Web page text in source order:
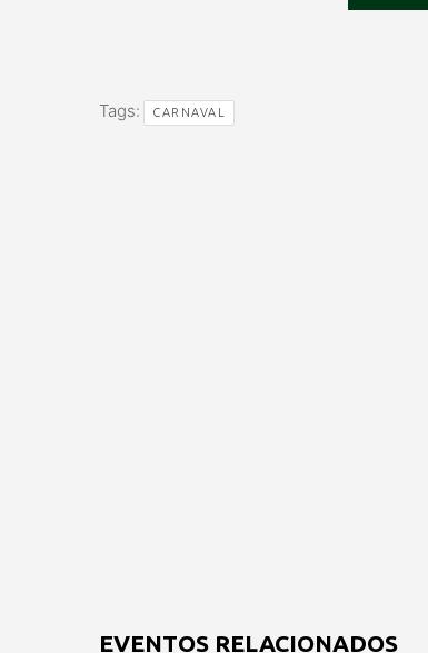
Tags: CARNAVAL
EVENTOS RELACIONADOS